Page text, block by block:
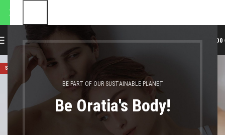
BE PART OF OUR SUSTAINABLE PLANET
Be Oratia's Body!
MENU 0,00
SOLD OUT
θα